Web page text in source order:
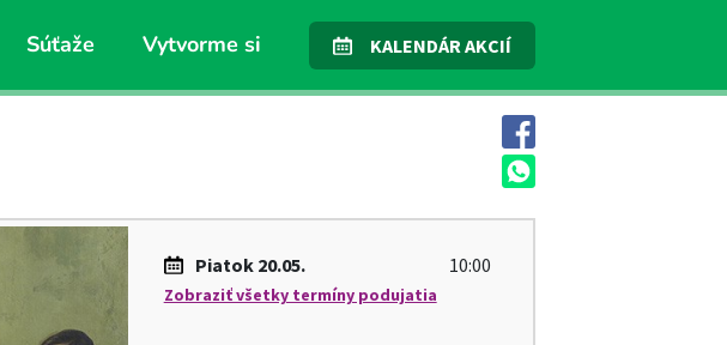
Súťaže Vytvorme si KALENDÁR AKCIÍ
Piatok20.05. 10:00
Zobraziť všetky termíny podujatia